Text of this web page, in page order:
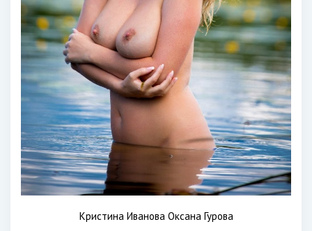
Кристина Иванова Оксана Гурова